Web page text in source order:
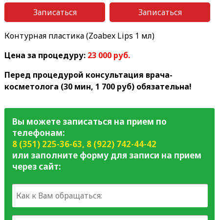
Записаться
Записаться
Контурная пластика (Zoabex Lips 1 мл)
Цена за процедуру: 23 000 руб.
Перед процедурой консультация врача-
косметолога (30 мин, 1 700 руб) обязательна!
Вы можете записаться на прием по
телефонам:
8 (351) 225-36-63, 8 (922) 742-44-42
или заполните форму для записи на прием
через сайт: